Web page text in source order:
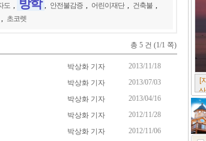
도 방학 안전불감증 어린이재단 건축불
초코렛
총 5 건 (1/1 쪽)
박상화 기자
2013/11/18
박상화 기자
2013/07/03
박상화 기자
2013/04/16
박상화 기자
2012/11/28
박상화 기자 2012/11/06
[
[